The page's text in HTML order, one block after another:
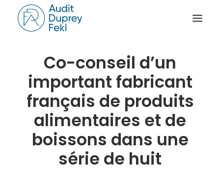
ACCUEIL
LE CABINET
NOS SAVOIR-FAIRE
L’ÉQUIPE
NOS RÉFÉRENCES
NOTRE ACTUALITÉ
Co-conseil d’un
important fabricant
français de produits
alimentaires et de
boissons dans une
série de huit